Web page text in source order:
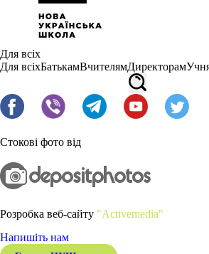
Для всіх
Для всіхБатькамВчителямДиректорам
Стокові фото від
Розробка веб-сайту "Activemedia"
Напишіть нам